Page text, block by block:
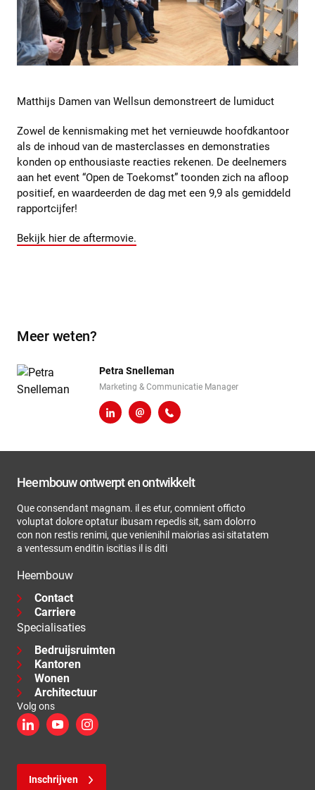
Matthijs Damen van Wellsun demonstreert de lumiduct
Zowel de kennismaking met het vernieuwde hoofdkantoor
als de inhoud van de masterclasses en demonstraties
konden op enthousiaste reacties rekenen. De deelnemers
aan het event “Open de Toekomst” toonden zich na afloop
positief, en waardeerden de dag met een 9,9 als gemiddeld
rapportcijfer!
Bekijk hier de aftermovie.
Meer weten?
Petra Snelleman
Marketing & Communicatie Manager
LinkedInp.snelleman@heembouw.nl
071 - 332 00 50
Heembouw ontwerpt en ontwikkelt
Que consendant magnam. il es etur, comnient officto
voluptat dolore optatur ibusam repedis sit, sam dolorro
con non restis renimi, que venienihil maiorias asi sitatatem
a ventessum enditin iscitias il is diti
Heembouw
Contact
Carriere
Specialisaties
Bedruijsruimten
Kantoren
Wonen
Architectuur
Volg ons
LinkedInYouTubeInstagram
Inschrijven